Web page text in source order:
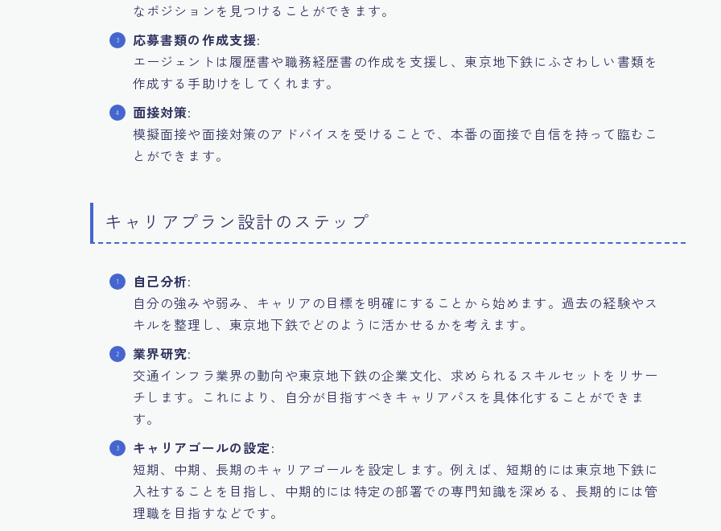
なポジションを見つけることができます。
応募書類の作成支援:
エージェントは履歴書や職務経歴書の作成を支援し、東京地下鉄にふさわしい書類を
作成する手助けをしてくれます。
面接対策:
模擬面接や面接対策のアドバイスを受けることで、本番の面接で自信を持って臨むこ
とができます。
キャリアプラン設計のステップ
自己分析:
自分の強みや弱み、キャリアの目標を明確にすることから始めます。過去の経験やス
キルを整理し、東京地下鉄でどのように活かせるかを考えます。
業界研究:
交通インフラ業界の動向や東京地下鉄の企業文化、求められるスキルセットをリサー
チします。これにより、自分が目指すべきキャリアパスを具体化することができま
す。
キャリアゴールの設定:
短期、中期、長期のキャリアゴールを設定します。例えば、短期的には東京地下鉄に
入社することを目指し、中期的には特定の部署での専門知識を深める、長期的には管
理職を目指すなどです。